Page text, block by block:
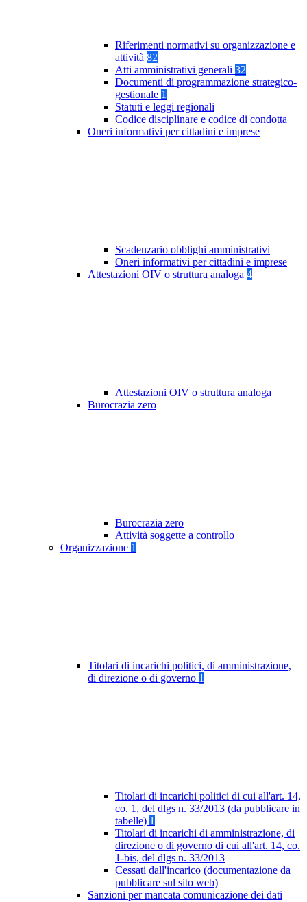
Riferimenti normativi su organizzazione e
attività 82
Atti amministrativi generali 32
Documenti di programmazione strategico-
gestionale 1
Statuti e leggi regionali
Codice disciplinare e codice di condotta
Oneri informativi per cittadini e imprese
Scadenzario obblighi amministrativi
Oneri informativi per cittadini e imprese
Attestazioni OIV o struttura analoga 4
Attestazioni OIV o struttura analoga
Burocrazia zero
Burocrazia zero
Attività soggette a controllo
Organizzazione 1
Titolari di incarichi politici, di amministrazione,
di direzione o di governo 1
Titolari di incarichi politici di cui all'art. 14,
co. 1, del dlgs n. 33/2013 (da pubblicare in
tabelle) 1
Titolari di incarichi di amministrazione, di
direzione o di governo di cui all'art. 14, co.
1-bis, del dlgs n. 33/2013
Cessati dall'incarico (documentazione da
pubblicare sul sito web)
Sanzioni per mancata comunicazione dei dati